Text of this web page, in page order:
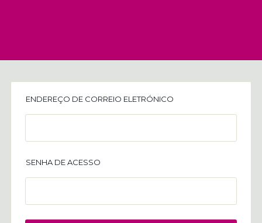
ENDEREÇO DE CORREIO ELETRÓNICO
SENHA DE ACESSO